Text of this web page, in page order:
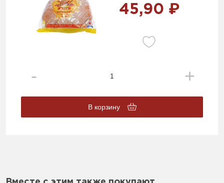
45,90 ₽
В корзину